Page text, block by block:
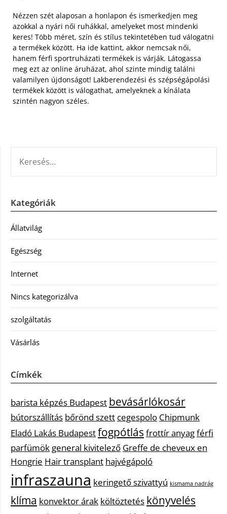
Nézzen szét alaposan a honlapon és ismerkedjen meg
azokkal a nyári női ruhákkal, amelyeket most mindenki
keres! Több méret, szín és stílus tekintetében tud válogatni
a termékek között. Ha ide kattint, akkor nemcsak női,
hanem férfi sportruházati termékek is várják. Látogassa
meg ezt az online áruházat, ahol szinte mindig találni
valamilyen újdonságot! Lakberendezési és szépségápolási
termékek között is válogathat, amelyeknek a kínálata
szintén nagyon széles.
Kategóriák
Állatvilág
Egészség
Internet
Nincs kategorizálva
szolgáltatás
Vásárlás
Címkék
barista képzés Budapest bevásárlókosár
bútorszállítás bőrönd szett cegespolo Chipmunk
Eladó Lakás Budapestfogpótlás frottír anyagférfi
parfümök general kivitelező Greffe de cheveux en
Hongrie Hair transplant hajvégápoló
infraszauna keringető szivattyú kismama nadrág
klíma konvektor árak költöztetés könyvelés